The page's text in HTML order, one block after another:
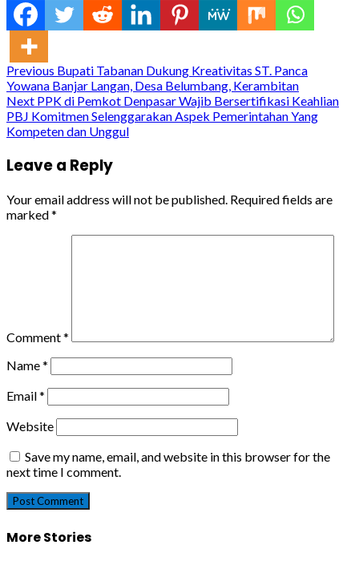
Continue
Reading
Previous Bupati Tabanan Dukung Kreativitas ST. Panca
Yowana Banjar Langan, Desa Belumbang, Kerambitan
Next PPK di Pemkot Denpasar Wajib Bersertifikasi Keahlian
PBJ Komitmen Selenggarakan Aspek Pemerintahan Yang
Kompeten dan Unggul
Leave a Reply
Your email address will not be published. Required fields are
marked*
Comment*
Name*
Email*
Website
Save my name, email, and website in this browser for the
next time I comment.
More Stories